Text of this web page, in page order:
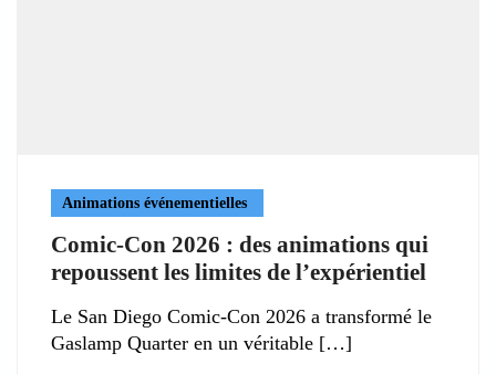
Animations événementielles
Comic-Con 2026 : des animations qui
repoussent les limites de l’expérientiel
Le San Diego Comic-Con 2026 a transformé le
Gaslamp Quarter en un véritable